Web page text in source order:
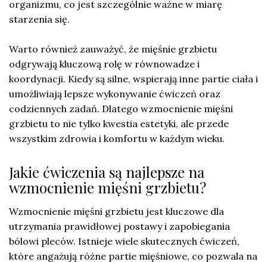
organizmu, co jest szczególnie ważne w miarę
starzenia się.
Warto również zauważyć, że mięśnie grzbietu
odgrywają kluczową rolę w równowadze i
koordynacji. Kiedy są silne, wspierają inne partie ciała i
umożliwiają lepsze wykonywanie ćwiczeń oraz
codziennych zadań. Dlatego wzmocnienie mięśni
grzbietu to nie tylko kwestia estetyki, ale przede
wszystkim zdrowia i komfortu w każdym wieku.
Jakie ćwiczenia są najlepsze na
wzmocnienie mięśni grzbietu?
Wzmocnienie mięśni grzbietu jest kluczowe dla
utrzymania prawidłowej postawy i zapobiegania
bólowi pleców. Istnieje wiele skutecznych ćwiczeń,
które angażują różne partie mięśniowe, co pozwala na